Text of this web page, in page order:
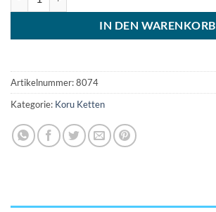
IN DEN WARENKORB
Artikelnummer:8074
Kategorie: Koru Ketten